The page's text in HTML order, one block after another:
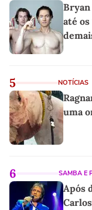
Bryan
até
5 NOTÍCIAS
uma
6 SAMBA E
Após